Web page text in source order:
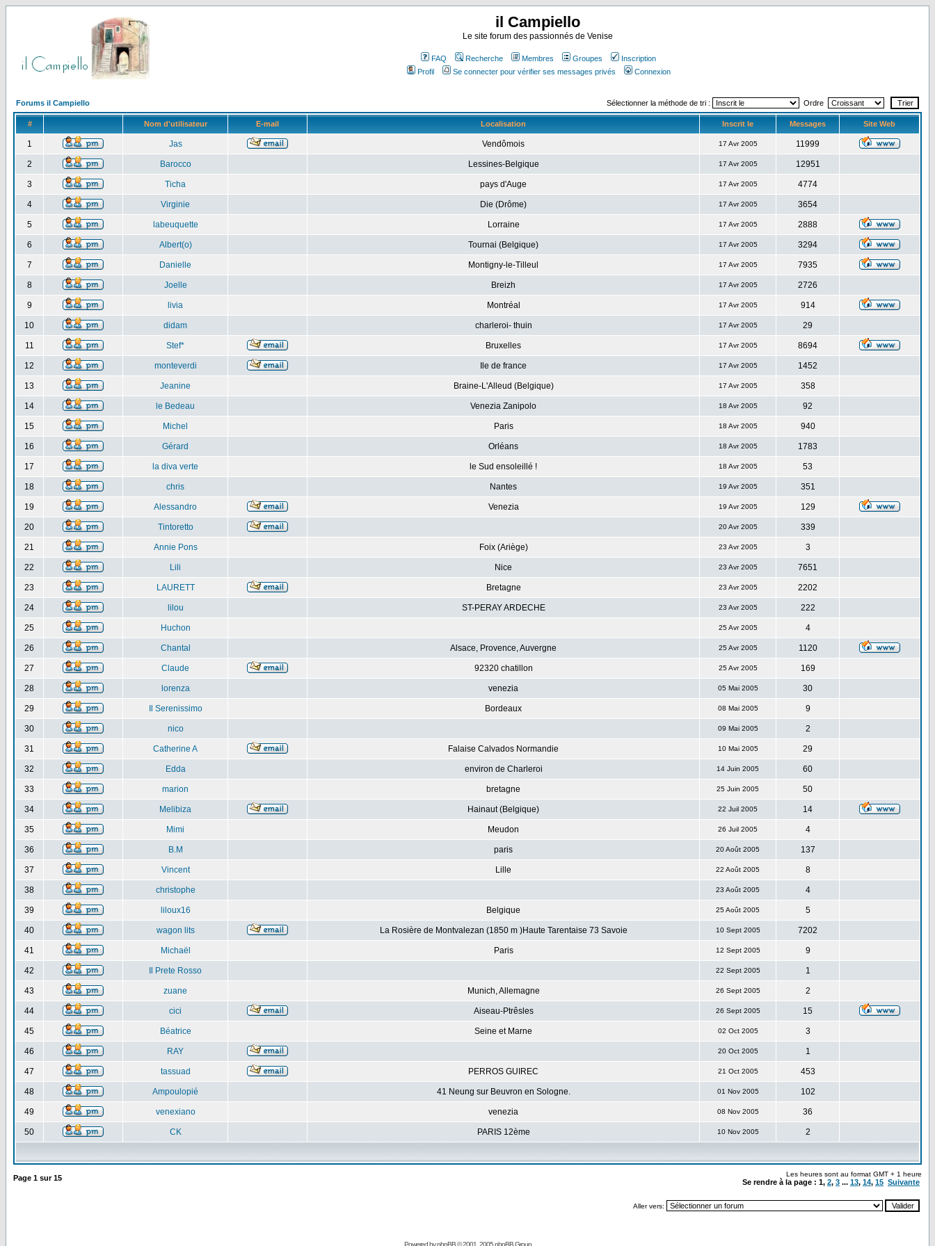
il Campiello
Le site forum des passionnés de Venise
FAQ Recherche Membres Groupes
Inscription
Profil
Se connecter pour vérifier ses messages privés Connexion
Forums il Campiello Sélectionner la méthode de tri : Ordre
# Nom d'utilisateur E-mail Localisation Inscrit le Messages Site Web
1 Jas Vendômois 17 Avr 2005 11999
2 Barocco Lessines-Belgique 17 Avr 2005 12951
3 Ticha pays d'Auge 17 Avr 2005 4774
4 Virginie Die (Drôme) 17 Avr 2005 3654
5 labeuquette Lorraine 17 Avr 2005 2888
6 Albert(o) Tournai (Belgique) 17 Avr 2005 3294
7 Danielle Montigny-le-Tilleul 17 Avr 2005 7935
8 Joelle Breizh 17 Avr 2005 2726
9 livia Montréal 17 Avr 2005 914
10 didam charleroi- thuin 17 Avr 2005 29
11 Stef* Bruxelles 17 Avr 2005 8694
12 monteverdi Ile de france 17 Avr 2005 1452
13 Jeanine Braine-L'Alleud (Belgique) 17 Avr 2005 358
14 le Bedeau Venezia Zanipolo 18 Avr 2005 92
15 Michel Paris 18 Avr 2005 940
16 Gérard Orléans 18 Avr 2005 1783
17 la diva verte le Sud ensoleillé ! 18 Avr 2005 53
18 chris Nantes 19 Avr 2005 351
19 Alessandro Venezia 19 Avr 2005 129
20 Tintoretto 20 Avr 2005 339
21 Annie Pons Foix (Ariège) 23 Avr 2005 3
22 Lili Nice 23 Avr 2005 7651
23 LAURETT Bretagne 23 Avr 2005 2202
24 lilou ST-PERAY ARDECHE 23 Avr 2005 222
25 Huchon 25 Avr 2005 4
26 Chantal Alsace, Provence, Auvergne 25 Avr 2005 1120
27 Claude 92320 chatillon 25 Avr 2005 169
28 lorenza venezia 05 Mai 2005 30
29 Il Serenissimo Bordeaux 08 Mai 2005 9
30 nico 09 Mai 2005 2
31 Catherine A Falaise Calvados Normandie 10 Mai 2005 29
32 Edda environ de Charleroi 14 Juin 2005 60
33 marion bretagne 25 Juin 2005 50
34 Melibiza Hainaut (Belgique) 22 Juil 2005 14
35 Mimi Meudon 26 Juil 2005 4
36 B.M paris 20 Août 2005 137
37 Vincent Lille 22 Août 2005 8
38 christophe 23 Août 2005 4
39 liloux16 Belgique 25 Août 2005 5
40 wagon lits La Rosière de Montvalezan (1850 m )Haute Tarentaise 73 Savoie 10 Sept 2005 7202
41 Michaël Paris 12 Sept 2005 9
42 Il Prete Rosso 22 Sept 2005 1
43 zuane Munich, Allemagne 26 Sept 2005 2
44 cici Aiseau-Ptrêsles 26 Sept 2005 15
45 Béatrice Seine et Marne 02 Oct 2005 3
46 RAY 20 Oct 2005 1
47 tassuad PERROS GUIREC 21 Oct 2005 453
48 Ampoulopié 41 Neung sur Beuvron en Sologne. 01 Nov 2005 102
49 venexiano venezia 08 Nov 2005 36
50 CK PARIS 12ème 10 Nov 2005 2
Page 1 sur15 Les heures sont au format GMT + 1 heure
Se rendre à la page : 1, 2, 3 ... 13, 14, 15 Suivante
Aller vers:
Powered byphpBB© 2001, 2005 phpBB Group